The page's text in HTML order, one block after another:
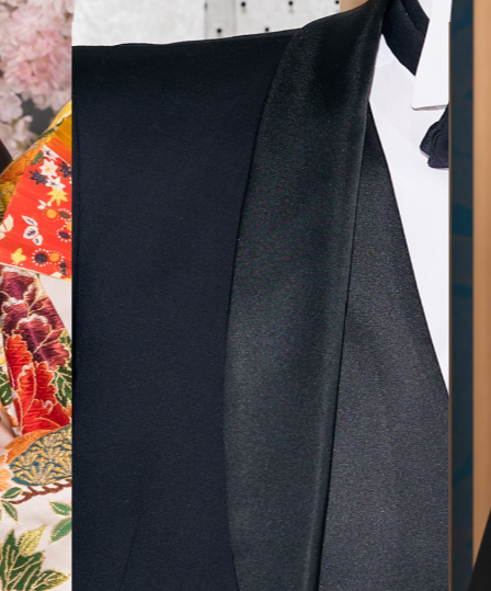
無料相談予約
来店・オンライン